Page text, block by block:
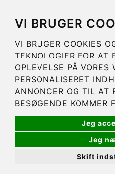
VI BRUGER
VI BRUGER COOKIES
TEKNOLOGIER FOR AT
OPLEVELSE PÅ VORES
PERSONALISERET
ANNONCER OG TIL AT
BESØGENDE KOMMER
Jeg
Jeg
Skift